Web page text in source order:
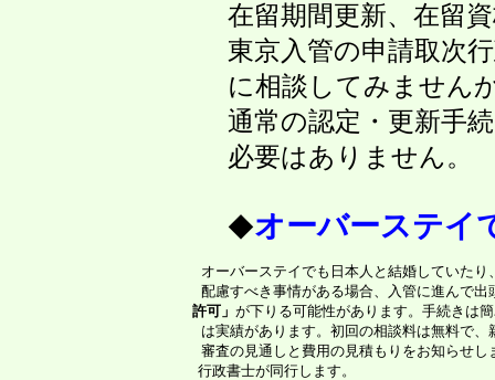
在留期間更新、在留資
東京入管の申請取次行
に相談してみません
通常の認定・更新手続
必要はありません。
◆オーバーステイ
オーバーステイでも日本人と結婚していたり
配慮すべき事情がある場合、入管に進んで出
  許可」
が下りる可能性があります。手続きは
   は実績があります。
初回の相談料は無料で、
審査の見通しと費用の見積もりをお知らせし
行政書士が同行します。